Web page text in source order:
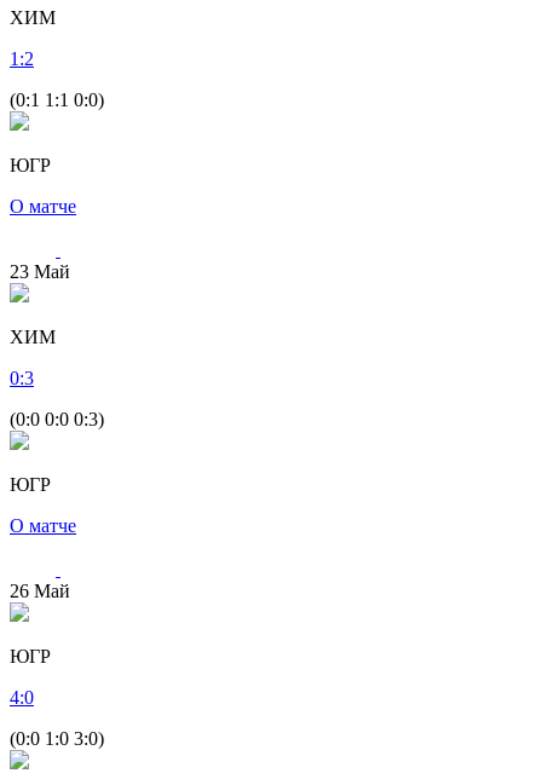
ХИМ
1 :2
(0:1 1:1 0:0)
ЮГР
О матче
23 Май
ХИМ
0:3
(0:0 0:0 0:3)
ЮГР
О матче
26 Май
ЮГР
4:0
(0:0 1:0 3:0)